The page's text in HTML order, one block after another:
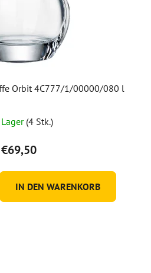
Orbit 4C777/1/00000/080 l
(4 Stk.)
€69,50
IN DEN WARENKORB